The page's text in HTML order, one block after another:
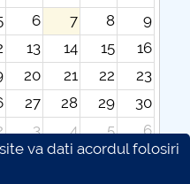
6 7 8
9
13 14 15
16
20 21 22
23
27 28 29
30
3 4 5
6
va dati acordul folosiri